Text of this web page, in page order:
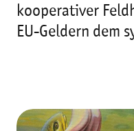
kooperativer
EU-Geldern dem